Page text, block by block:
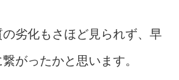
劣化もさほど見られず、早
がったかと思います。